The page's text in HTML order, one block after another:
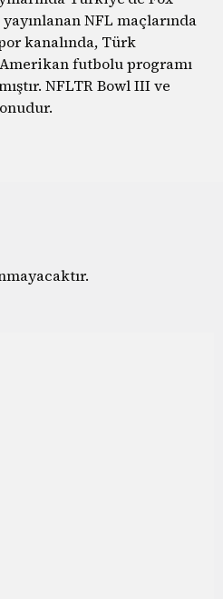
NFL maçlarında
kanalında, Türk
futbolu programı
NFLTR Bowl III ve